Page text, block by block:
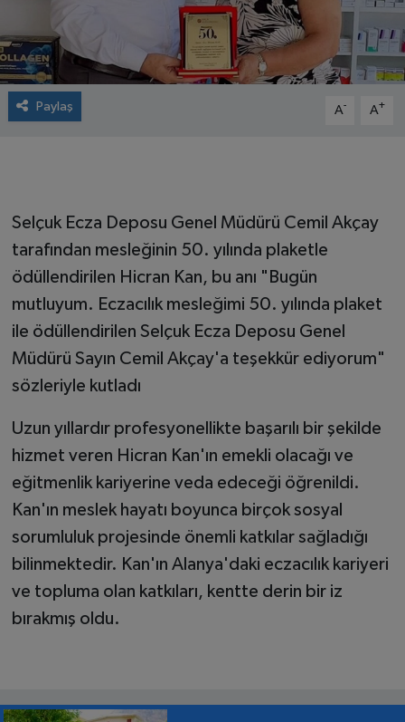
Paylaş A- A+
Selçuk Ecza Deposu Genel Müdürü Cemil Akçay
tarafından mesleğinin 50. yılında plaketle
ödüllendirilen Hicran Kan, bu anı "Bugün
mutluyum. Eczacılık mesleğimi 50. yılında plaket
ile ödüllendirilen Selçuk Ecza Deposu Genel
Müdürü Sayın Cemil Akçay'a teşekkür ediyorum"
sözleriyle kutladı
Uzun yıllardır profesyonellikte başarılı bir şekilde
hizmet veren Hicran Kan'ın emekli olacağı ve
eğitmenlik kariyerine veda edeceği öğrenildi.
Kan'ın meslek hayatı boyunca birçok sosyal
sorumluluk projesinde önemli katkılar sağladığı
bilinmektedir. Kan'ın Alanya'daki eczacılık kariyeri
ve topluma olan katkıları, kentte derin bir iz
bırakmış oldu.